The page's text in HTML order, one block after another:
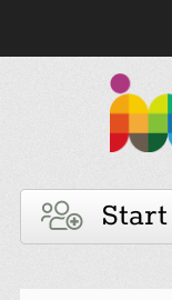
Start